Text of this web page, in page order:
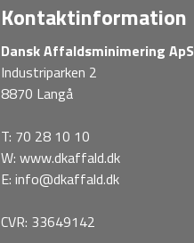
Kontaktinformation
Dansk Affaldsminimering ApS
Industriparken 2
8870 Langå
T: 70 28 10 10
W: www.dkaffald.dk
E: info@dkaffald.dk
CVR: 33649142